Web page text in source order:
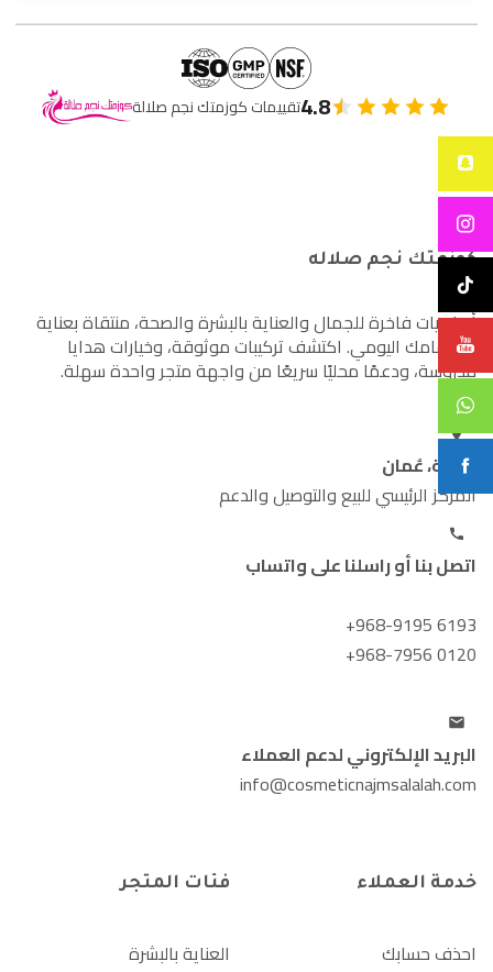
4.8تقييمات كوزمتك نجم صلالة
كوزمتك نجم صلاله
أساسيات فاخرة للجمال والعناية بالبشرة والصحة، منتقاة بعناية
لاهتمامك اليومي. اكتشف تركيبات موثوقة، وخيارات هدايا
مدروسة، ودعمًا محليًا سريعًا من واجهة متجر واحدة سهلة.
صلالة، عُمان
المركز الرئيسي للبيع والتوصيل والدعم
اتصل بنا أو راسلنا على واتساب
+968-9195 6193
+968-7956 0120
البريد الإلكتروني لدعم العملاء
info@cosmeticnajmsalalah.com
خدمة العملاء
احذف حسابك
فئات المتجر
العناية بالبشرة